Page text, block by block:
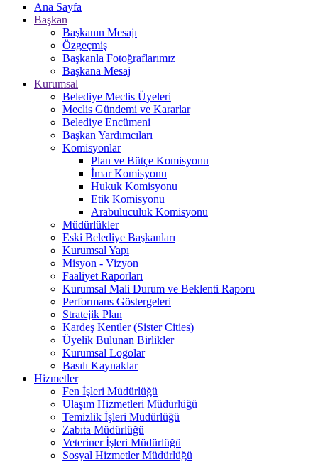
Ana Sayfa
Başkan
Başkanın Mesajı
Özgeçmiş
Başkanla Fotoğraflarımız
Başkana Mesaj
Kurumsal
Belediye Meclis Üyeleri
Meclis Gündemi ve Kararlar
Belediye Encümeni
Başkan Yardımcıları
Komisyonlar
Plan ve Bütçe Komisyonu
İmar Komisyonu
Hukuk Komisyonu
Etik Komisyonu
Arabuluculuk Komisyonu
Müdürlükler
Eski Belediye Başkanları
Kurumsal Yapı
Misyon - Vizyon
Faaliyet Raporları
Kurumsal Mali Durum ve Beklenti Raporu
Performans Göstergeleri
Stratejik Plan
Kardeş Kentler (Sister Cities)
Üyelik Bulunan Birlikler
Kurumsal Logolar
Basılı Kaynaklar
Hizmetler
Fen İşleri Müdürlüğü
Ulaşım Hizmetleri Müdürlüğü
Temizlik İşleri Müdürlüğü
Zabıta Müdürlüğü
Veteriner İşleri Müdürlüğü
Sosyal Hizmetler Müdürlüğü